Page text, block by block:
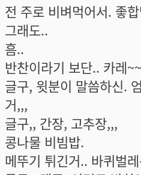
전 주로 비벼먹어서. 좋
그래도..
흠..
반찬이라기 보단.. 카레
글구, 윗분이 말씀하신.
거,,,
글구,, 간장, 고추장,,,
콩나물 비빔밥.
메뚜기 튀긴거.. 바퀴벌